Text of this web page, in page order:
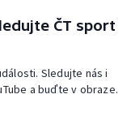
ČT sport
Sledujte nás i
a buďte v obraze.